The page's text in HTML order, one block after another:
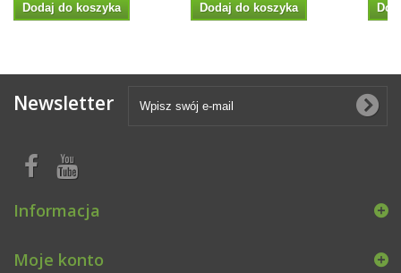
Dodaj do koszyka Dodaj do koszyka
Newsletter
Informacja
Moje konto